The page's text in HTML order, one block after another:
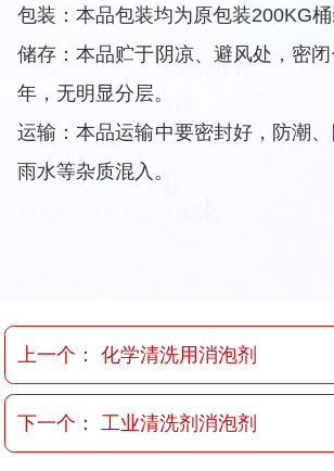
包装：本品包装均为原包装200KG桶
储存：本品贮于阴凉、避风处，密
年，无明显分层。
运输：本品运输中要密封好，防潮
雨水等杂质混入。
上一个： 化学清洗用消泡剂
下一个： 工业清洗剂消泡剂